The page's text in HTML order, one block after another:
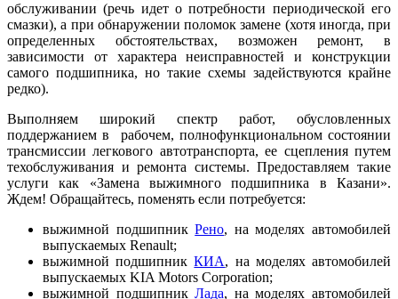
обслуживании (речь идет о потребности периодической его
смазки), а при обнаружении поломок замене (хотя иногда, при
определенных обстоятельствах, возможен ремонт, в
зависимости от характера неисправностей и конструкции
самого подшипника, но такие схемы задействуются крайне
редко).
Выполняем широкий спектр работ, обусловленных
поддержанием в рабочем, полнофункциональном состоянии
трансмиссии легкового автотранспорта, ее сцепления путем
техобслуживания и ремонта системы. Предоставляем такие
услуги как «Замена выжимного подшипника в Казани».
Ждем! Обращайтесь, поменять если потребуется:
выжимной подшипникРено, на моделях автомобилей
выпускаемых Renault;
выжимной подшипникКИА, на моделях автомобилей
выпускаемых KIA Motors Corporation;
выжимной подшипникЛада, на моделях автомобилей